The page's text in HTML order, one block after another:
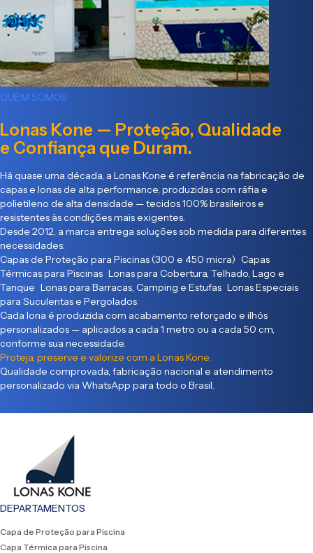
QUEM SOMOS
Lonas Kone — Proteção, Qualidade
e Confiança que Duram.
Há quase uma década, a Lonas Kone é referência na fabricação de
capas e lonas de alta performance, produzidas com ráfia e
polietileno de alta densidade — tecidos 100% brasileiros e
resistentes às condições mais exigentes.
Desde 2012, a marca entrega soluções sob medida para diferentes
necessidades:
Capas de Proteção para Piscinas (300 e 450 micra) Capas
Térmicas para Piscinas Lonas para Cobertura, Telhado, Lago e
Tanque Lonas para Barracas, Camping e Estufas Lonas Especiais
para Suculentas e Pergolados
Cada lona é produzida com acabamento reforçado e ilhós
personalizados — aplicados a cada 1 metro ou a cada 50 cm,
conforme sua necessidade.
Proteja, preserve e valorize com a Lonas Kone.
Qualidade comprovada, fabricação nacional e atendimento
personalizado via WhatsApp para todo o Brasil.
DEPARTAMENTOS
Capa de Proteção para Piscina
Capa Térmica para Piscina